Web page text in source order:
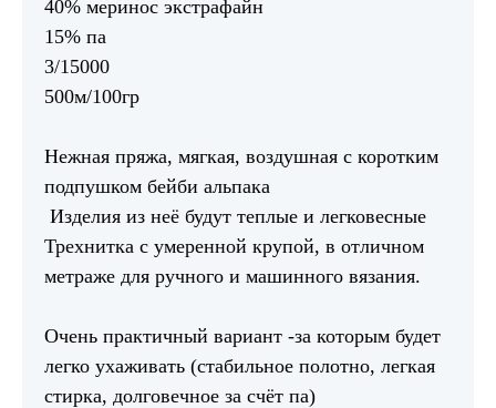
40% меринос экстрафайн
15% па
3/15000
500м/100гр
Нежная пряжа, мягкая, воздушная с коротким
подпушком бейби альпака
Изделия из неё будут теплые и легковесные
Трехнитка с умеренной крупой, в отличном
метраже для ручного и машинного вязания.
Очень практичный вариант -за которым будет
легко ухаживать (стабильное полотно, легкая
стирка, долговечное за счёт па)